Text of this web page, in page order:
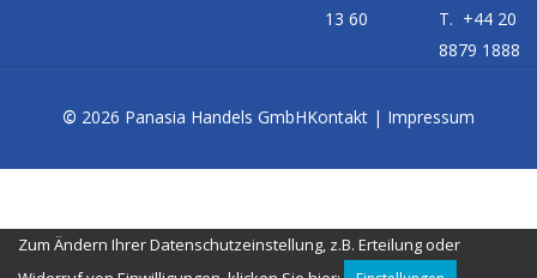
13 60
T. +44 20
8879 1888
© 2026 Panasia Handels GmbHKontakt| Impressum
Zum Ändern Ihrer Datenschutzeinstellung, z.B. Erteilung oder